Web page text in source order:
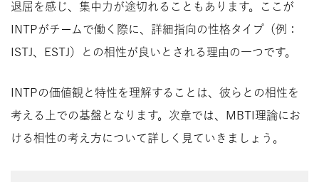
退屈を感じ、集中力が途切れることもあります。ここが
INTPがチームで働く際に、詳細指向の性格タイプ（例：
ISTJ、ESTJ）との相性が良いとされる理由の一つです。
INTPの価値観と特性を理解することは、彼らとの相性を
考える上での基盤となります。次章では、MBTI理論にお
ける相性の考え方について詳しく見ていきましょう。